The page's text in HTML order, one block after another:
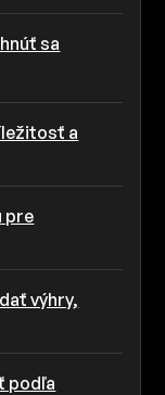
sa
a
pre
výhry,
podľa